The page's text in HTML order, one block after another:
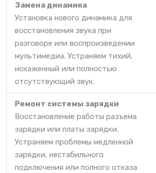
Замена динамика
Установка нового динамика для
восстановления звука при
разговоре или воспроизведении
мультимедиа. Устраняем тихий,
искаженный или полностью
отсутствующий звук.
Ремонт системы зарядки
Восстановление работы разъема
зарядки или платы зарядки.
Устраняем проблемы медленной
зарядки, нестабильного
подключения или полного отказа